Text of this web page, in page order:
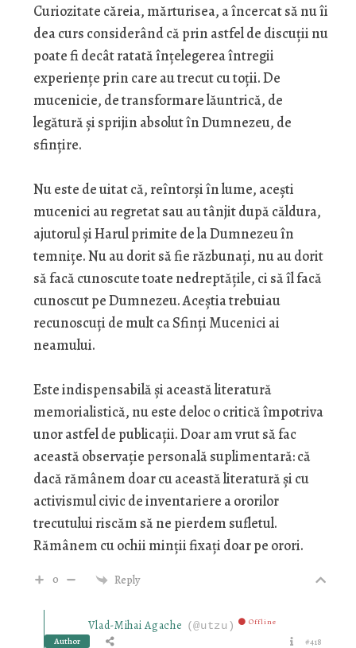
Curiozitate căreia, mărturisea, a încercat să nu îi
dea curs considerând că prin astfel de discuții nu
poate fi decât ratată înțelegerea întregii
experiențe prin care au trecut cu toții. De
mucenicie, de transformare lăuntrică, de
legătură și sprijin absolut în Dumnezeu, de
sfințire.
Nu este de uitat că, reîntorși în lume, acești
mucenici au regretat sau au tânjit după căldura,
ajutorul și Harul primite de la Dumnezeu în
temnițe. Nu au dorit să fie răzbunați, nu au dorit
să facă cunoscute toate nedreptățile, ci să îl facă
cunoscut pe Dumnezeu. Aceștia trebuiau
recunoscuți de mult ca Sfinți Mucenici ai
neamului.
Este indispensabilă și această literatură
memorialistică, nu este deloc o critică împotriva
unor astfel de publicații. Doar am vrut să fac
această observație personală suplimentară: că
dacă rămânem doar cu această literatură și cu
activismul civic de inventariere a ororilor
trecutului riscăm să ne pierdem sufletul.
Rămânem cu ochii minții fixați doar pe orori.
0 Reply
Vlad-Mihai Agache (@utzu) Offline
Author #418